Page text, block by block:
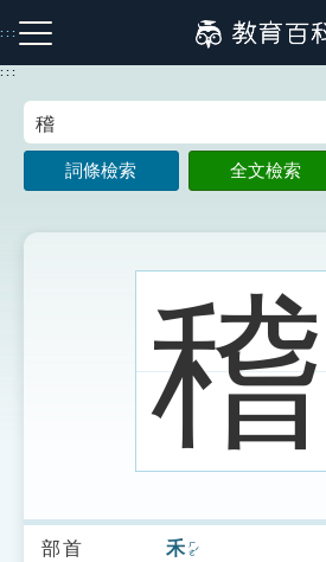
到
主
:::
注音索引圖示 筆畫索引圖示
索引選單
:::
詞條檢索 全文檢索
稽
部首 禾ㄏㄜˊ